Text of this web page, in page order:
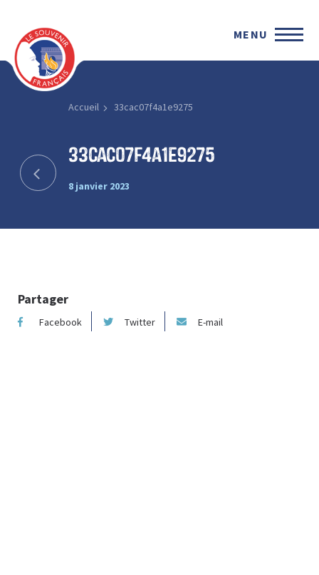
MENU
Accueil 33cac07f4a1e9275
33cac07f4a1e9275
8 janvier 2023
Partager
Facebook Twitter E-mail